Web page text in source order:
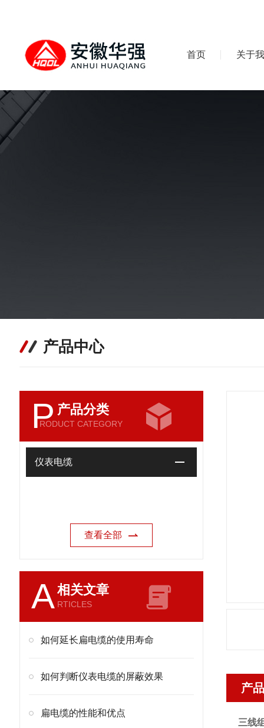
首页 关于
产品中心
P 产品分类
RODUCT CATEGORY
仪表电缆
查看全部
A相关文章
RTICLES
如何延长扁电缆的使用寿命
如何判断仪表电缆的屏蔽效果
扁电缆的性能和优点
产
三线